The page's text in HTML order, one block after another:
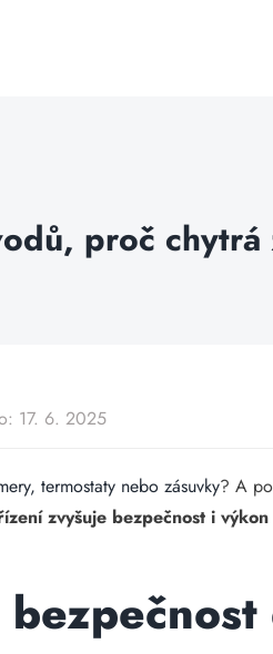
proč
17. 6. 2025
termostaty nebo zásuvky? A
zvyšuje bezpečnost i výkon